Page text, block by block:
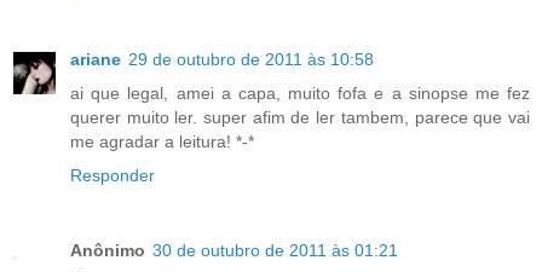
ariane 29 de outubro de 2011 às 10:58
ai que legal, amei a capa, muito fofa e a sinopse me fez
querer muito ler. super afim de ler tambem, parece que vai
me agradar a leitura! *-*
Responder
Anônimo 30 de outubro de 2011 às 01:21